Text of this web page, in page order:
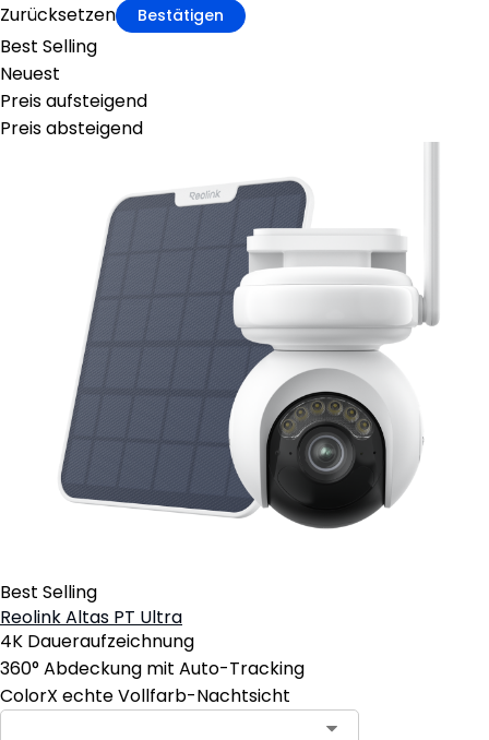
Zurücksetzen Bestätigen
Best Selling
Neuest
Preis aufsteigend
Preis absteigend
Best Selling
Reolink Altas PT Ultra
4K Daueraufzeichnung
360° Abdeckung mit Auto-Tracking
ColorX echte Vollfarb-Nachtsicht